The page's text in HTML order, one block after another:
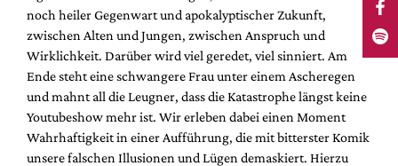
noch heiler Gegenwart und apokalyptischer Zukunft,
zwischen Alten und Jungen, zwischen Anspruch und
Wirklichkeit. Darüber wird viel geredet, viel sinniert. Am
Ende steht eine schwangere Frau unter einem Ascheregen
und mahnt all die Leugner, dass die Katastrophe längst keine
Youtubeshow mehr ist. Wir erleben dabei einen Moment
Wahrhaftigkeit in einer Aufführung, die mit bitterster Komik
unsere falschen Illusionen und Lügen demaskiert. Hierzu